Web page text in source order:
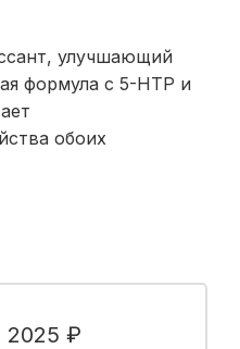
улучшающий
формула с 5-HTP и
обоих
2025 ₽